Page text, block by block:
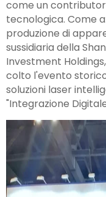
come un
tecnologica. Come
produzione di
sussidiaria della
Investment
colto l'evento
soluzioni laser
"Integrazione